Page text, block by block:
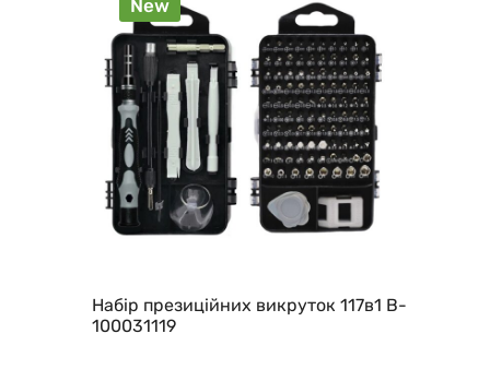
New
Набір презиційних викруток 117в1 B-
100031119